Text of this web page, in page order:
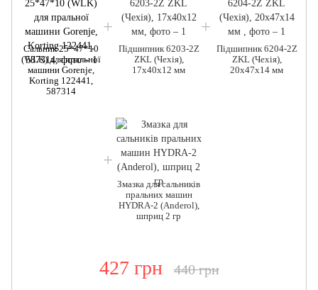
Сальник 25*47*10
(WLK) для пральної
машини Gorenje,
Korting 122441,
587314
Підшипник 6203-2Z
ZKL (Чехія),
17x40x12 мм
Підшипник 6204-2Z
ZKL (Чехія),
20x47x14 мм
Змазка для сальників
пральних машин
HYDRA-2 (Anderol),
шприц 2 гр
427 грн 440 грн